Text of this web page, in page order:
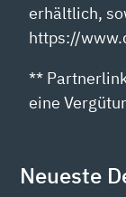
erhältlich,
https://
**
eine
Neueste